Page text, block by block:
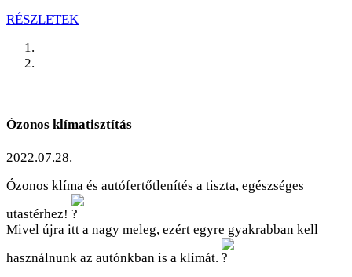
RÉSZLETEK
Ózonos klímatisztítás
2022.07.28.
Ózonos klíma és autófertőtlenítés a tiszta, egészséges
utastérhez!
Mivel újra itt a nagy meleg, ezért egyre gyakrabban kell
használnunk az autónkban is a klímát.